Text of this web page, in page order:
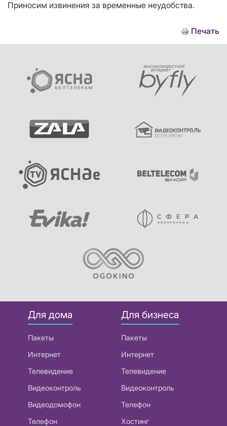
Приносим извинения за временные неудобства.
Печать
Для дома
Пакеты
Интернет
Телевидение
Видеоконтроль
Видеодомофон
Телефон
Для бизнеса
Пакеты
Интернет
Телевидение
Видеоконтроль
Телефон
Хостинг